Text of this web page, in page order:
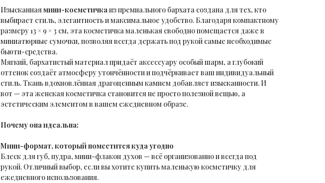
Изысканнаямини-косметичкаиз премиального бархата создана для тех, кто
выбирает стиль, элегантность и максимальное удобство. Благодаря компактному
размеру 13 × 9 × 3 см, эта косметичка маленькая свободно помещается даже в
миниатюрные сумочки, позволяя всегда держать под рукой самые необходимые
бьюти-средства.
Мягкий, бархатистый материал придаёт аксессуару особый шарм, а глубокий
оттенок создаёт атмосферу утончённости и подчёркивает ваш индивидуальный
стиль. Ткань вдохновлённая драгоценным камнем добавляет изысканности. И
вот — эта женская косметичка становится не просто полезной вещью, а
эстетическим элементом в вашем ежедневном образе.
Почему она идеальна:
Мини-формат, который поместится куда угодно
Блеск для губ, пудра, мини-флакон духов — всё организованно и всегда под
рукой. Отличный выбор, если вы хотите купить маленькую косметичку для
ежедневного использования.